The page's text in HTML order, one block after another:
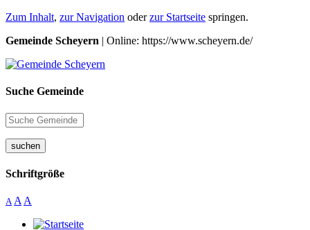
Zum Inhalt, zur Navigation oderzur Startseite springen.
Gemeinde Scheyern | Online: https://www.scheyern.de/
Suche Gemeinde
suchen
Schriftgröße
A A A